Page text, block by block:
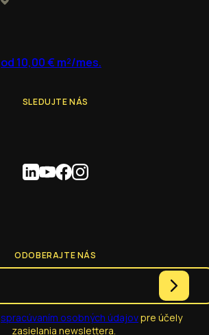
od 10,00 € m²/mes.
SLEDUJTE NÁS
ODOBERAJTE NÁS
spracúvaním osobných údajovpre účely
zasielania newslettera.